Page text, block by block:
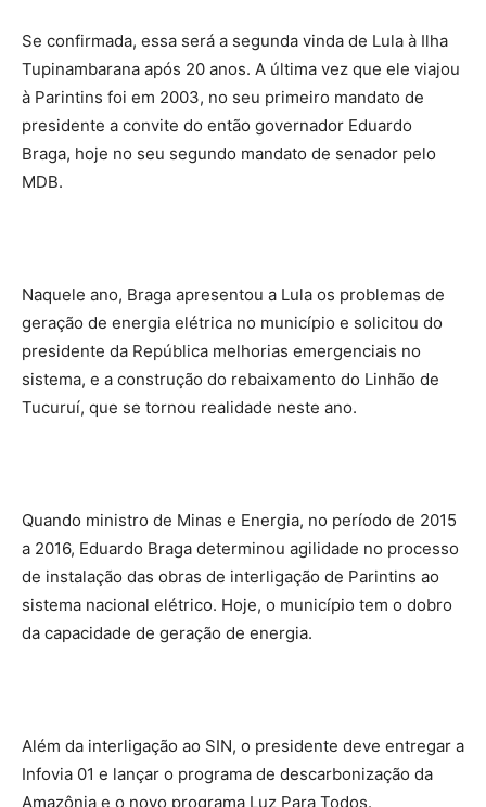
Se confirmada, essa será a segunda vinda de Lula à Ilha
Tupinambarana após 20 anos. A última vez que ele viajou
à Parintins foi em 2003, no seu primeiro mandato de
presidente a convite do então governador Eduardo
Braga, hoje no seu segundo mandato de senador pelo
MDB.
Naquele ano, Braga apresentou a Lula os problemas de
geração de energia elétrica no município e solicitou do
presidente da República melhorias emergenciais no
sistema, e a construção do rebaixamento do Linhão de
Tucuruí, que se tornou realidade neste ano.
Quando ministro de Minas e Energia, no período de 2015
a 2016, Eduardo Braga determinou agilidade no processo
de instalação das obras de interligação de Parintins ao
sistema nacional elétrico. Hoje, o município tem o dobro
da capacidade de geração de energia.
Além da interligação ao SIN, o presidente deve entregar a
Infovia 01 e lançar o programa de descarbonização da
Amazônia e o novo programa Luz Para Todos.